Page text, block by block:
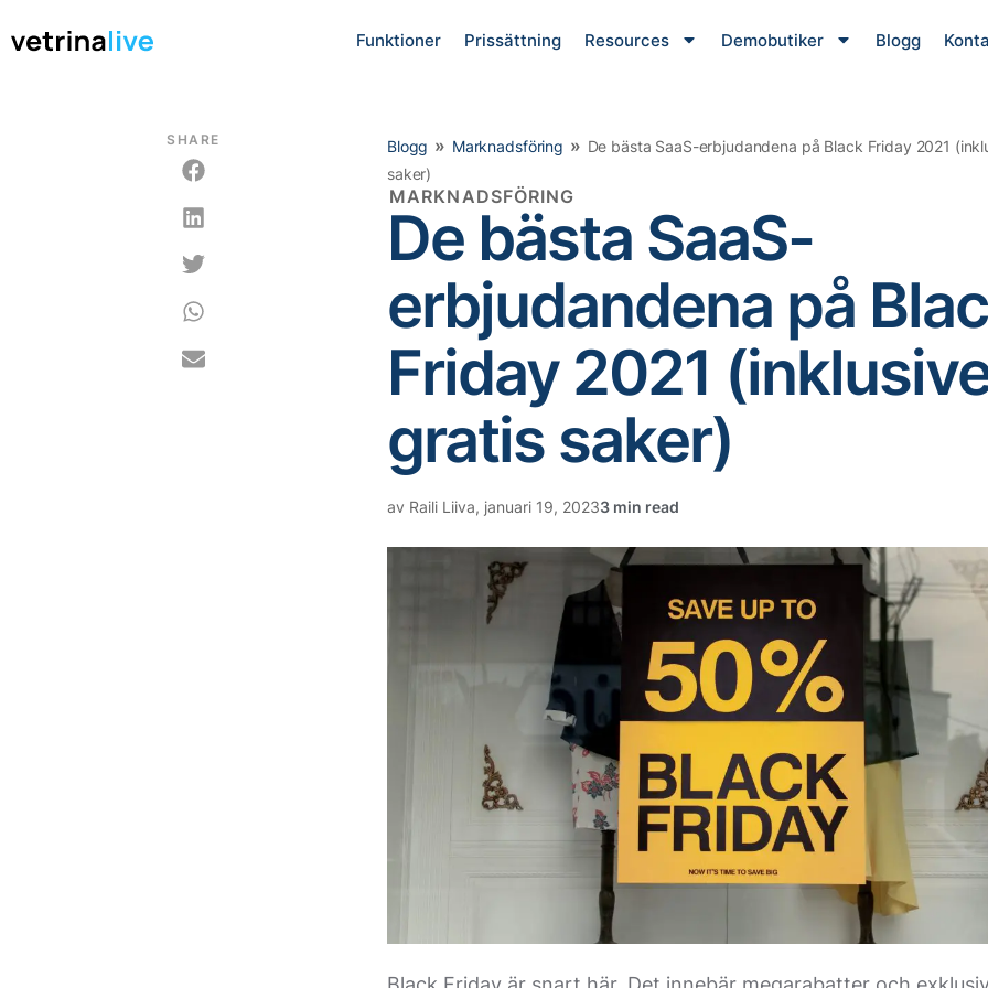
Funktioner Prissättning Resources Demobutiker Blogg
SHARE Blogg » Marknadsföring » De bästa SaaS-erbjudandena på Black Friday 2021
saker)
MARKNADSFÖRING
De bästa SaaS-
erbjudandena på
Friday 2021
gratis saker)
av Raili Liiva, januari 19, 2023